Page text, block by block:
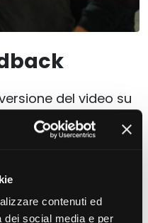
contenuti ed
dei social media e per
del video su
modifica. La
strumenti
feedback